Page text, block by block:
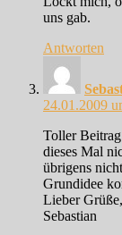
uns gab.
Antworten
24.01.2009
Toller
dieses Mal
übrigens
Grundidee
Lieber Grüße,
Sebastian